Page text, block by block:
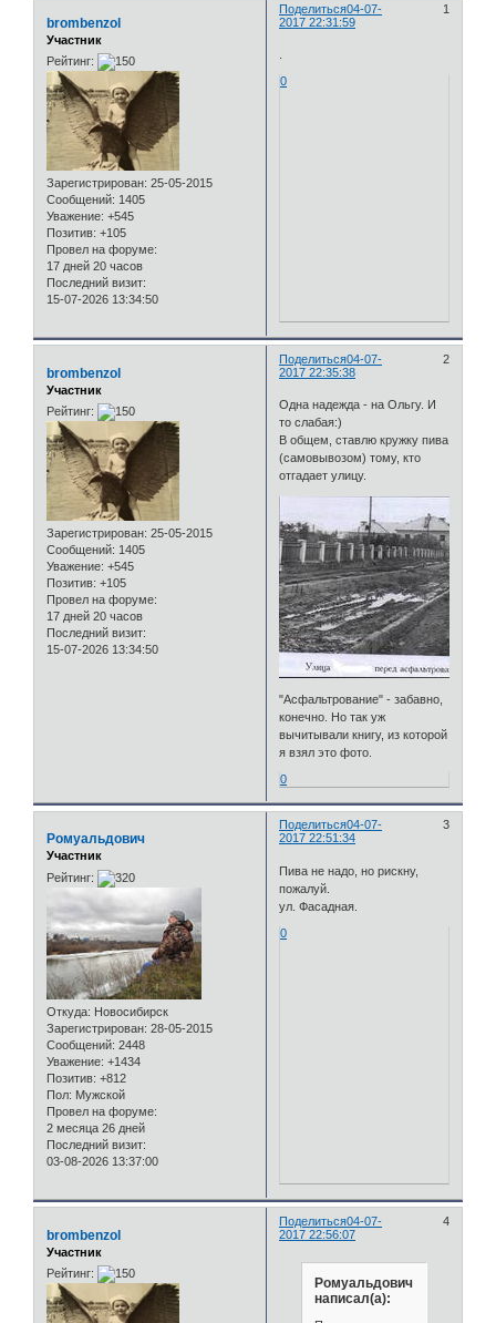
Поделиться 1
04-07-
2017 22:31:59
brombenzol
Участник
Рейтинг:
Зарегистрирован: 25-05-2015
Сообщений: 1405
Уважение: +545
Позитив: +105
Провел на форуме:
17 дней 20 часов
Последний визит:
15-07-2026 13:34:50
0
Поделиться 2
04-07-
2017 22:35:38
brombenzol
Участник
Рейтинг:
Зарегистрирован: 25-05-2015
Сообщений: 1405
Уважение: +545
Позитив: +105
Провел на форуме:
17 дней 20 часов
Последний визит:
15-07-2026 13:34:50
Одна надежда - на Ольгу. И
то слабая:)
В общем, ставлю кружку пива
(самовывозом) тому, кто
отгадает улицу.
"Асфальтрование" - забавно,
конечно. Но так уж
вычитывали книгу, из которой
я взял это фото.
0
Поделиться 3
04-07-
2017 22:51:34
Ромуальдович
Участник
Рейтинг:
Откуда: Новосибирск
Зарегистрирован: 28-05-2015
Сообщений: 2448
Уважение: +1434
Позитив: +812
Пол: Мужской
Провел на форуме:
2 месяца 26 дней
Последний визит:
03-08-2026 13:37:00
Пива не надо, но рискну,
пожалуй.
ул. Фасадная.
0
Поделиться 4
04-07-
2017 22:56:07
brombenzol
Участник
Рейтинг:
Ромуальдович
написал(а):